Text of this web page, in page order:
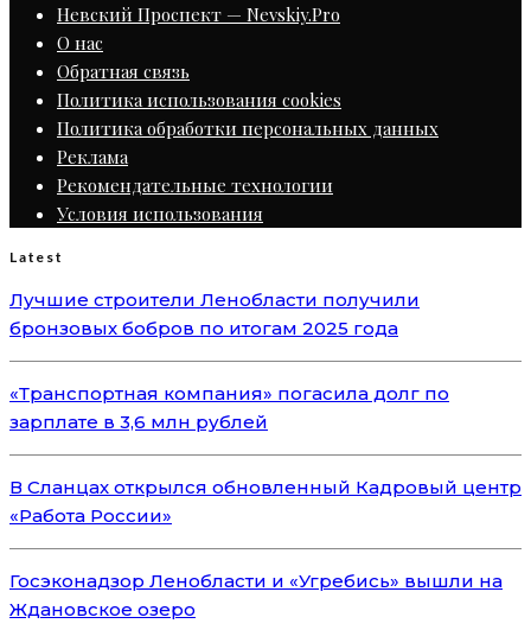
Невский Проспект — Nevskiy.Pro
О нас
Обратная связь
Политика использования cookies
Политика обработки персональных данных
Реклама
Рекомендательные технологии
Условия использования
Latest
Лучшие строители Ленобласти получили
бронзовых бобров по итогам 2025 года
«Транспортная компания» погасила долг по
зарплате в 3,6 млн рублей
В Сланцах открылся обновленный Кадровый центр
«Работа России»
Госэконадзор Ленобласти и «Угребись» вышли на
Ждановское озеро